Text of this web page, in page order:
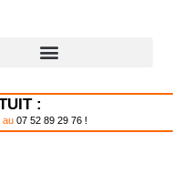
:
au 07 52 89 29 76 !